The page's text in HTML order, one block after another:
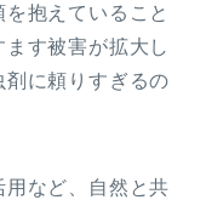
抱えていること
す被害が拡大し
に頼りすぎるの
など、自然と共